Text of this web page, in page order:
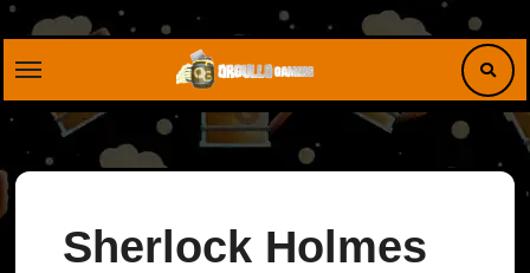
Saltar
Sherlock Holmes